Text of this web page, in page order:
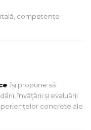
competențe
îşi propune să
învăţării şi evaluării
concrete ale